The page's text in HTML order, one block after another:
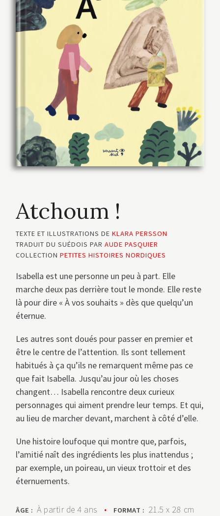
Atchoum !
TEXTE ET ILLUSTRATIONS DE KLARA PERSSON
TRADUIT DU SUÉDOIS PAR AUDE PASQUIER
COLLECTION PETITES HISTOIRES NORDIQUES
Isabella est une personne un peu à part. Elle
marche deux pas derrière tout le monde. Elle reste
là pour dire « À vos souhaits » dès que quelqu’un
éternue.
Les autres sont doués pour passer en premier et
être le centre de l’attention. Ils sont tellement
habitués à ça qu’ils ne remarquent même pas ce
que fait Isabella. Jusqu’au jour où les choses
changent… Isabella rencontre deux curieux
personnages qui aiment prendre leur temps. Et qui,
au lieu de marcher devant, marchent à côté d’elle.
Une histoire loufoque qui montre que, parfois,
l’amitié naît des ingrédients les plus inattendus ;
par exemple, un poireau, un vieux trottoir et des
éternuements.
ÂGE : À partir de 4 ans • FORMAT : 21.5 x 28 cm